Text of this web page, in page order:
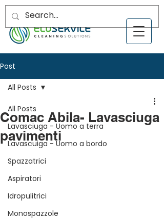
Post
All Posts
Lavasciuga - Uomo a terra
Lavascuiga - Uomo a bordo
Spazzatrici
Aspiratori
Idropulitrici
Monospazzole
All Posts
Comac Abila- Lavasciuga
pavimenti